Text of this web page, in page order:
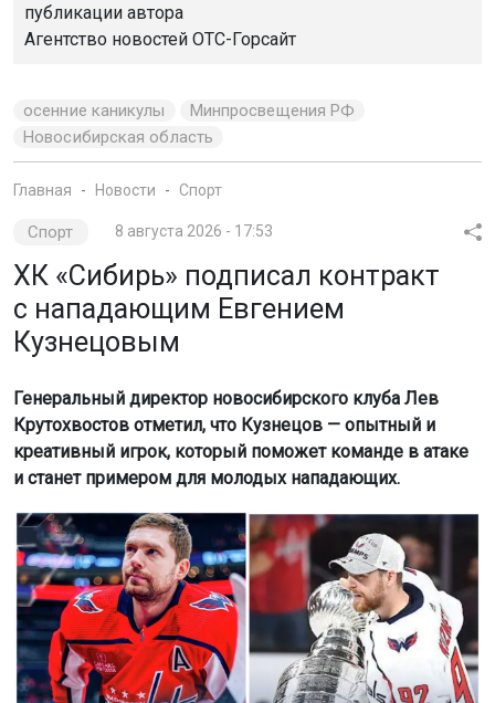
публикации автора
Агентство новостей ОТС-Горсайт
осенние каникулы
Минпросвещения РФ
Новосибирская область
Главная Новости Спорт
Спорт 8 августа 2026 - 17:53
ХК «Сибирь» подписал контракт
с нападающим Евгением
Кузнецовым
Генеральный директор новосибирского клуба Лев
Крутохвостов отметил, что Кузнецов — опытный и
креативный игрок, который поможет команде в атаке
и станет примером для молодых нападающих.